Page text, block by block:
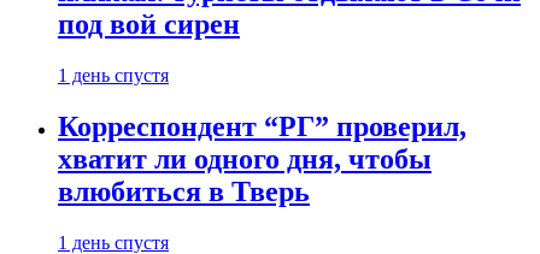
под вой сирен
1 день спустя
Корреспондент “РГ” проверил,
хватит ли одного дня, чтобы
влюбиться в Тверь
1 день спустя